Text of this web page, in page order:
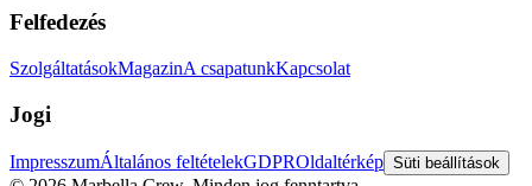
Felfedezés
SzolgáltatásokMagazinA csapatunkKapcsolat
Jogi
ImpresszumÁltalános feltételekGDPROldaltérkép Süti beállítások